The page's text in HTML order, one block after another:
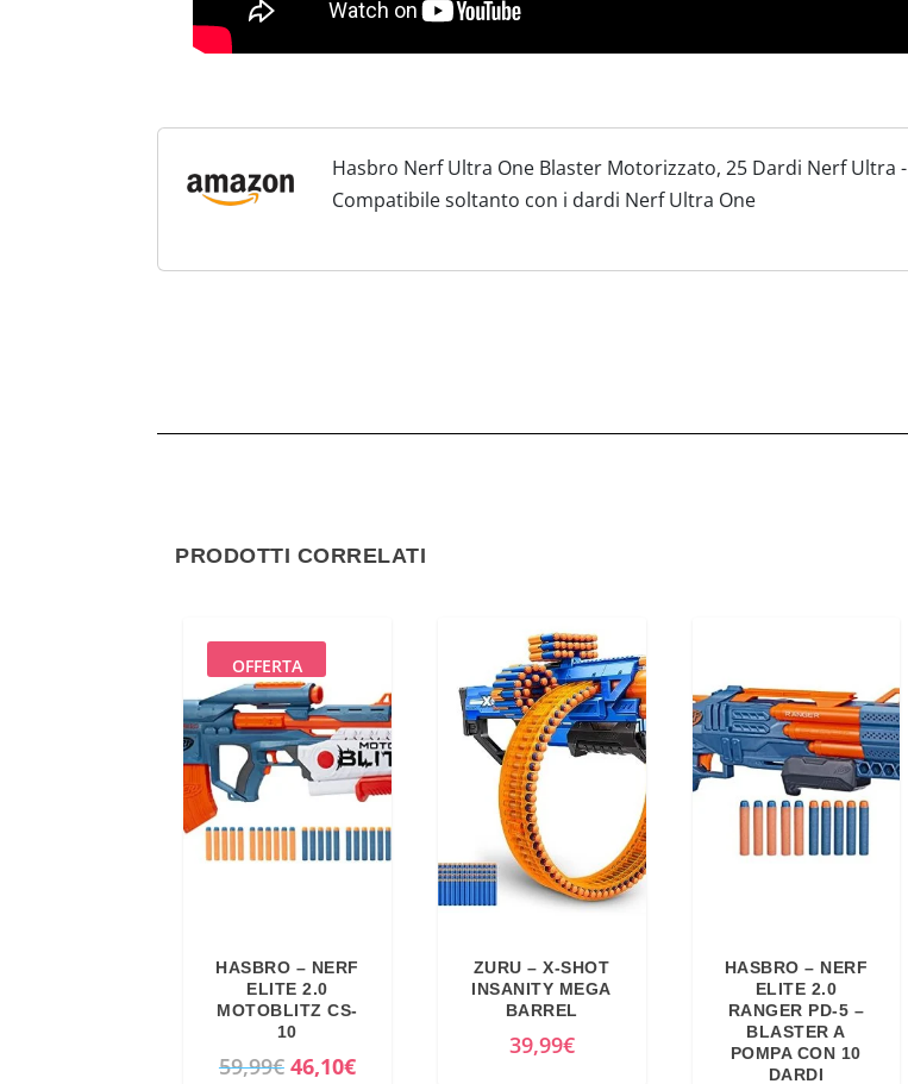
Hasbro Nerf Ultra One Blaster Motorizzato, 25 Dardi Nerf Ultra -
Compatibile soltanto con i dardi Nerf Ultra One
PRODOTTI CORRELATI
OFFERTA
HASBRO – NERF
ELITE 2.0
MOTOBLITZ CS-
10
59,99€ I
46,10€I
ZURU – X-SHOT
INSANITY MEGA
BARREL
39,99€
HASBRO – NERF
ELITE 2.0
RANGER PD-5 –
BLASTER A
POMPA CON 10
DARDI